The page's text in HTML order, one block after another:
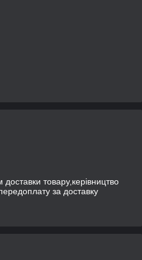
товару,керівництво
за доставку